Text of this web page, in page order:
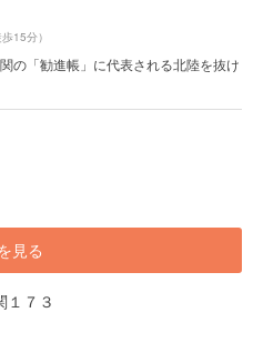
歩15分）
の「勧進帳」に代表される北陸を抜け
見る
１７３